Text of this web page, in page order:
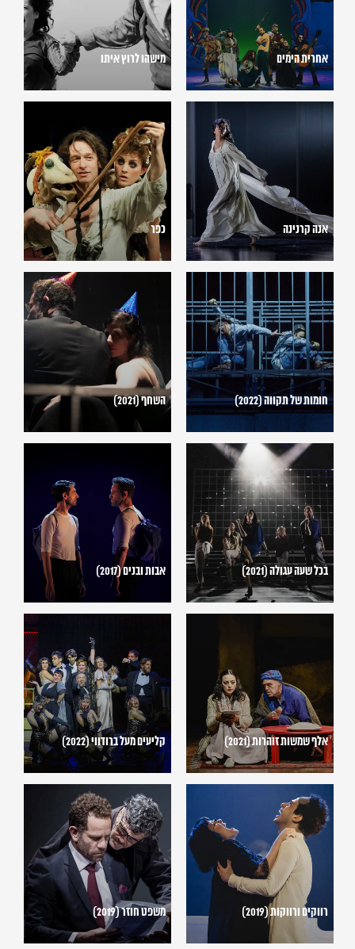
אחרית הימים מישהו לרוץ איתו
אנה
אנה קרנינה כפר
של
תקווה
חומות של תקווה (2022) השחף (2021)
שעה
עגולה
(2021)
בכל שעה עגולה (2021) אבות ובנים (2017)
זוהרות
אלף שמשות זוהרות (2021)
ברודווי
(2022)
קליעים מעל ברודווי (2022)
רווקים
ורווקות
רווקים ורווקות (2019)
משפט
חוזר
משפט חוזר (2019)